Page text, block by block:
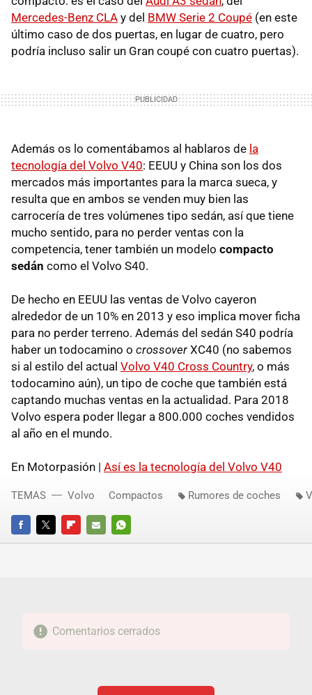
Mercedes-Benz CLA y del BMW Serie 2 Coupé (en este
último caso de dos puertas, en lugar de cuatro, pero
podría incluso salir un Gran coupé con cuatro puertas).
Además os lo comentábamos al hablaros de la
tecnología del Volvo V40: EEUU y China son los dos
mercados más importantes para la marca sueca, y
resulta que en ambos se venden muy bien las
carrocería de tres volúmenes tipo sedán, así que tiene
mucho sentido, para no perder ventas con la
competencia, tener también un modelo compacto
sedán como el Volvo S40.
De hecho en EEUU las ventas de Volvo cayeron
alrededor de un 10% en 2013 y eso implica mover ficha
para no perder terreno. Además del sedán S40 podría
haber un todocamino o crossover XC40 (no sabemos
si al estilo del actual Volvo V40 Cross Country, o más
todocamino aún), un tipo de coche que también está
captando muchas ventas en la actualidad. Para 2018
Volvo espera poder llegar a 800.000 coches vendidos
al año en el mundo.
En Motorpasión | Así es la tecnología del Volvo V40
FACEBOOKTWITTERFLIPBOARD
E-
WHATSAPP
TEMAS Volvo Compactos Rumores de coches
Comentarios cerrados